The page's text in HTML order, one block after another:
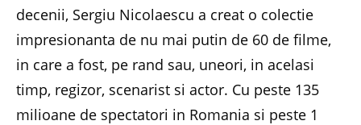
decenii, Sergiu Nicolaescu a creat o colectie
impresionanta de nu mai putin de 60 de filme,
in care a fost, pe rand sau, uneori, in acelasi
timp, regizor, scenarist si actor. Cu peste 135
milioane de spectatori in Romania si peste 1